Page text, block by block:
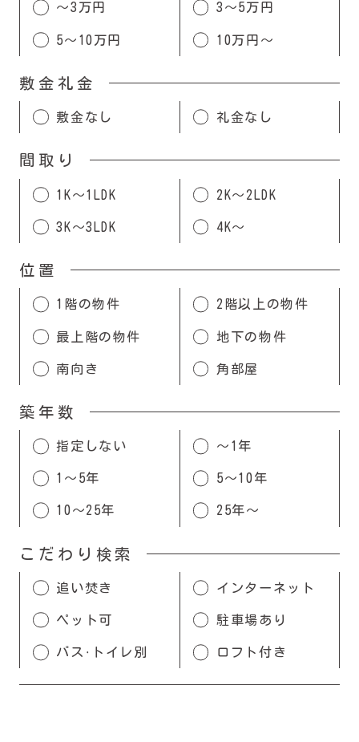
〜3万円 3〜5万円
5〜10万円 10万円〜
敷金礼金
敷金なし 礼金なし
間取り
1K〜1LDK 2K〜2LDK
3K〜3LDK 4K〜
位置
1階の物件 2階以上の物件
最上階の物件 地下の物件
南向き 角部屋
築年数
指定しない 〜1年
1〜5年 5〜10年
10〜25年 25年〜
こだわり検索
追い焚き インターネット
ペット可 駐車場あり
バス・トイレ別 ロフト付き